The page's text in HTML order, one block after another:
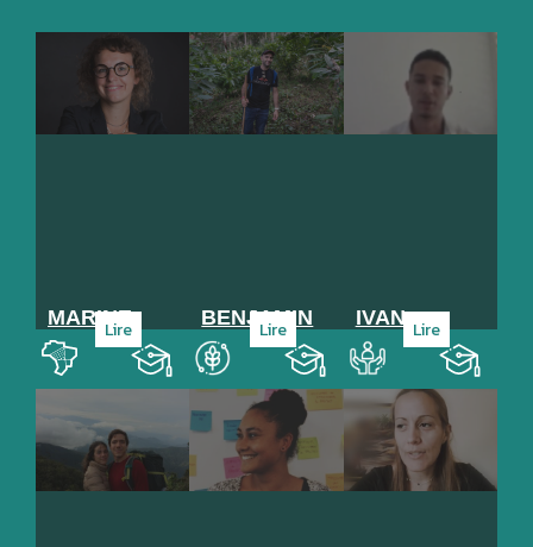
MARINE
territoire
96
Lire BENJAMIN
Agroalimentaire
Promo
89
Lire IVAN
Service, Institution, ONG
Promo
101
Lire